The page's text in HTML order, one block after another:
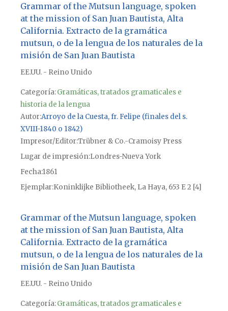
Grammar of the Mutsun language, spoken
at the mission of San Juan Bautista, Alta
California. Extracto de la gramática
mutsun, o de la lengua de los naturales de la
misión de San Juan Bautista
EE.UU. - Reino Unido
Categoría:Gramáticas, tratados gramaticales e
historia de la lengua
Autor Arroyo de la Cuesta, fr. Felipe (finales del s.
XVIII-1840 o 1842)
Impresor/Editor Trübner & Co.-Cramoisy Press
Lugar de impresiónLondres-Nueva York
Fecha1861
Ejemplar Koninklijke Bibliotheek, La Haya, 653 E 2 [4]
Grammar of the Mutsun language, spoken
at the mission of San Juan Bautista, Alta
California. Extracto de la gramática
mutsun, o de la lengua de los naturales de la
misión de San Juan Bautista
EE.UU. - Reino Unido
Categoría:Gramáticas, tratados gramaticales e